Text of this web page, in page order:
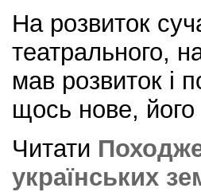
На розвиток
театрального,
мав розвиток і
щось нове, його
Читати
українських